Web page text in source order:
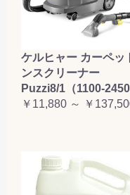
ケルヒャー カーペッ
ンスクリーナー
Puzzi8/1（1100-2450
￥11,880 ～ ￥